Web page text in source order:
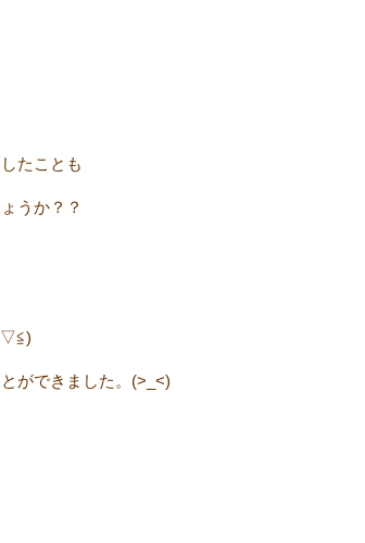
たことも
うか？？
ができました。(>_<)